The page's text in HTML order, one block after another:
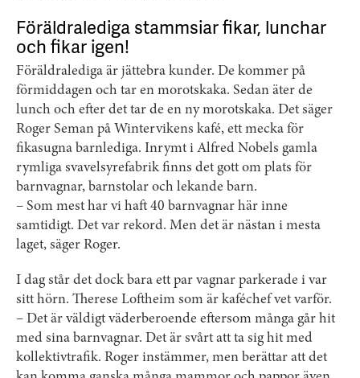
Föräldralediga stammsiar fikar, lunchar
och fikar igen!
Föräldralediga är jättebra kunder. De kommer på
förmiddagen och tar en morotskaka. Sedan äter de
lunch och efter det tar de en ny morotskaka. Det säger
Roger Seman på Wintervikens kafé, ett mecka för
fikasugna barnlediga. Inrymt i Alfred Nobels gamla
rymliga svavelsyrefabrik finns det gott om plats för
barnvagnar, barnstolar och lekande barn.
– Som mest har vi haft 40 barnvagnar här inne
samtidigt. Det var rekord. Men det är nästan i mesta
laget, säger Roger.
I dag står det dock bara ett par vagnar parkerade i var
sitt hörn. Therese Loftheim som är kaféchef vet varför.
– Det är väldigt väderberoende eftersom många går hit
med sina barnvagnar. Det är svårt att ta sig hit med
kollektivtrafik. Roger instämmer, men berättar att det